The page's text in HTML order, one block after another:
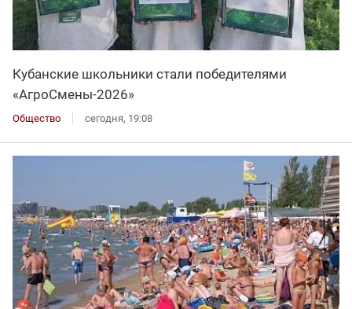
Кубанские школьники стали победителями
«АгроСмены-2026»
Общество сегодня, 19:08